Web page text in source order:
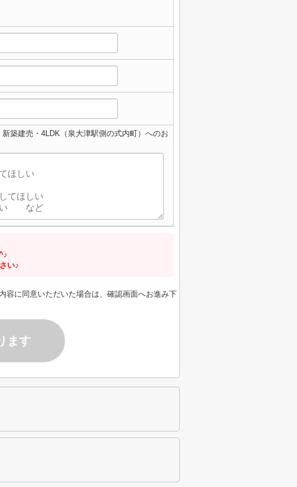
新築建売・4LDK（泉大津駅側の式内町）へのお
い♪
容に同意いただいた場合は、確認画面へお進み下
ます